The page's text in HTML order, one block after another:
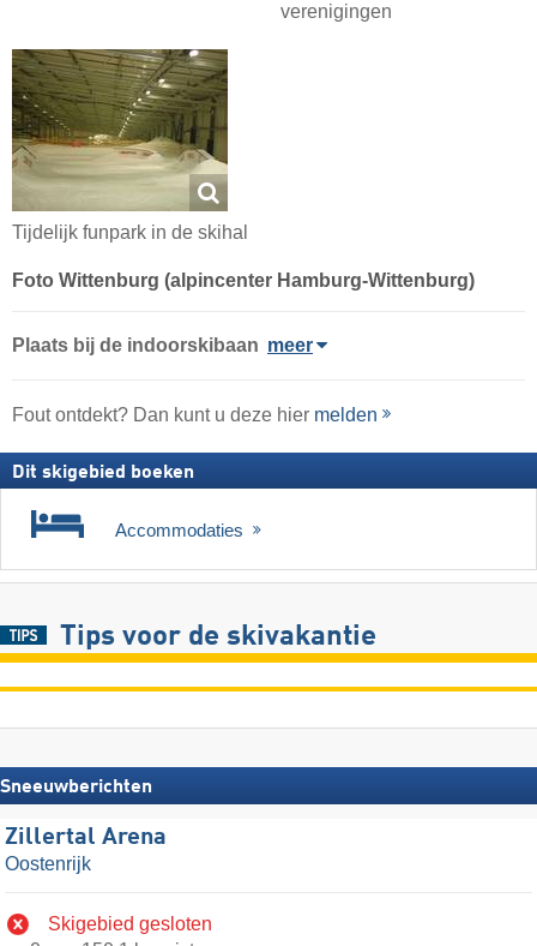
verenigingen
Tijdelijk funpark in de skihal
Foto Wittenburg (alpincenter Hamburg-Wittenburg)
Plaats bij de indoorskibaan meer
Fout ontdekt? Dan kunt u deze hier melden
Dit skigebied boeken
Accommodaties
Tips voor de skivakantie
Sneeuwberichten
Zillertal Arena
Oostenrijk
Skigebied gesloten